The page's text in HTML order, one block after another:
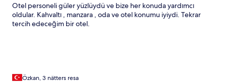
Otel personeli güler yüzlüydü ve bize her konuda yardımcı
oldular. Kahvaltı , manzara , oda ve otel konumu iyiydi. Tekrar
tercih edeceğim bir otel.
Özkan, 3 nätters resa